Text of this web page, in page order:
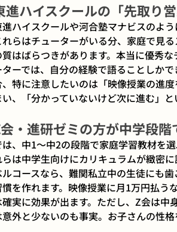
進ハイスクールの「先取り
進ハイスクールや河合塾マナビスのよ
れらはチューターがいる分、家庭で見
質はばらつきがあります。本当に優秀
ターでは、自分の経験で語ることしか
特に注意したいのは「映像授業の進
い、「分かっていないけど次に進む」
・進研ゼミの方が中学段階
は、中1〜中2の段階で家庭学習教材を
らは中学生向けにカリキュラムが緻密
ルコースなら、難関私立中の生徒にも
を作れます。映像授業に月1万円払う
確実に効果が出ます。ただし、Z会は
意外と少ないのも事実。お子さんの性